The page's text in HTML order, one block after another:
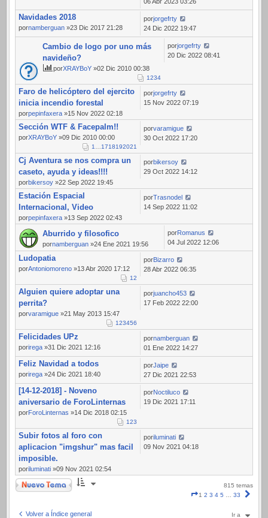
Navidades 2018
pornamberguan »23 Dic 2017 21:28
porjorgefrty
24 Dic 2022 19:47
Cambio de logo por uno más
navideño?
porXRAYBoY »02 Dic 2010 00:38
1234
porjorgefrty
20 Dic 2022 08:41
Faro de helicóptero del ejercito
inicia incendio forestal
porpepinfaxera »15 Nov 2022 02:18
porjorgefrty
15 Nov 2022 07:19
Sección WTF & Facepalm!!
porXRAYBoY »09 Dic 2010 00:00
1…1718192021
porvaramigue
30 Oct 2022 17:20
Cj Aventura se nos compra un
caseto, ayuda y ideas!!!!
porbikersoy »22 Sep 2022 19:45
porbikersoy
29 Oct 2022 14:12
Estación Espacial
Internacional, Video
porpepinfaxera »13 Sep 2022 02:43
porTrasnodel
14 Sep 2022 11:02
Aburrido y filosofico
pornamberguan »24 Ene 2021 19:56
porRomanus
04 Jul 2022 12:06
Ludopatia
porAntoniomoreno »13 Abr 2020 17:12
12
porBizarro
28 Abr 2022 06:35
Alguien quiere adoptar una
perrita?
porvaramigue »21 May 2013 15:47
123456
porjuancho453
17 Feb 2022 22:00
Felicidades UPz
porirega »31 Dic 2021 12:16
pornamberguan
01 Ene 2022 14:27
Feliz Navidad a todos
porirega »24 Dic 2021 18:40
porJaipe
27 Dic 2021 22:53
[14-12-2018] - Noveno
aniversario de ForoLinternas
porForoLinternas »14 Dic 2018 02:15
123
porNoctiluco
19 Dic 2021 17:11
Subir fotos al foro con
aplicacion "imgshur" mas facil
imposible.
poriluminati »09 Nov 2021 02:54
poriluminati
09 Nov 2021 04:18
Nuevo Tema
815 temas
Página
1 2 3 4 5 … 33
Volver a Índice general Ir a